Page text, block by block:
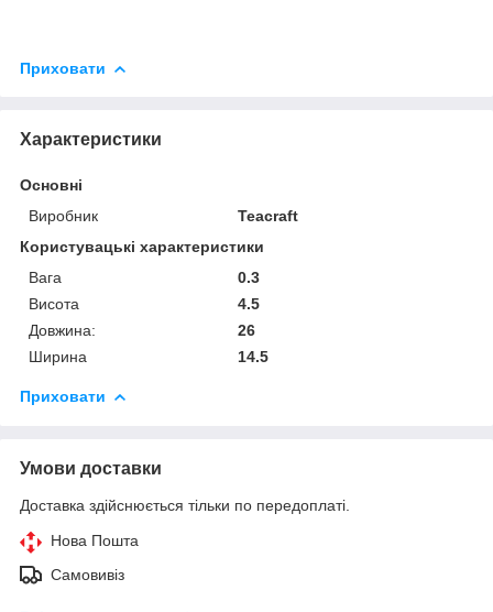
Приховати
Характеристики
Основні
Виробник
Teacraft
Користувацькі характеристики
Вага
0.3
Висота
4.5
Довжина:
26
Ширина
14.5
Приховати
Умови доставки
Доставка здійснюється тільки по передоплаті.
Нова Пошта
Самовивіз